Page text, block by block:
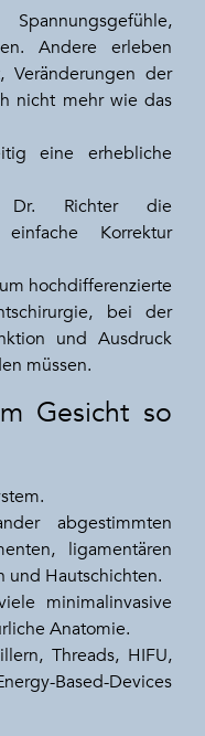
Andere erleben
Veränderungen der
nicht mehr wie das
eine erhebliche
Dr. Richter die
Korrektur
hochdifferenzierte
bei der
und Ausdruck
müssen.
Gesicht so
abgestimmten
ligamentären
und Hautschichten.
minimalinvasive
Anatomie.
Threads, HIFU,
Based-Devices